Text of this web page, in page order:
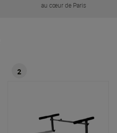
au cœur de Paris
2